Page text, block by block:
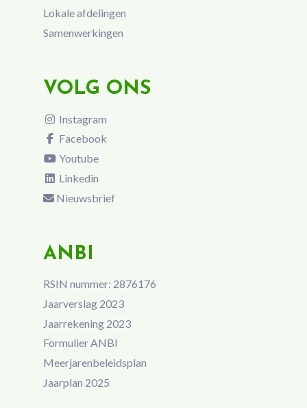
Lokale afdelingen
Samenwerkingen
VOLG ONS
Instagram
Facebook
Youtube
Linkedin
Nieuwsbrief
ANBI
RSIN nummer: 2876176
Jaarverslag 2023
Jaarrekening 2023
Formulier ANBI
Meerjarenbeleidsplan
Jaarplan 2025